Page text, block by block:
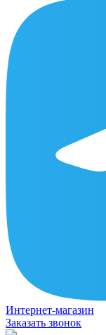
Интернет-магазин
Заказать звонок